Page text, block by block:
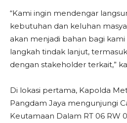
“Kami ingin mendengar
kebutuhan dan keluhan
akan menjadi bahan bagi
langkah tindak lanjut,
dengan stakeholder terkait,”
Di lokasi pertama, Kapolda
Pangdam Jaya mengunjungi
Keutamaan Dalam RT 06 RW